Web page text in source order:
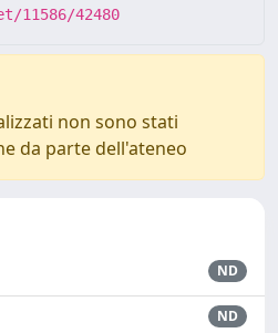
11586/42480
non sono stati
da parte dell'ateneo
ND
ND